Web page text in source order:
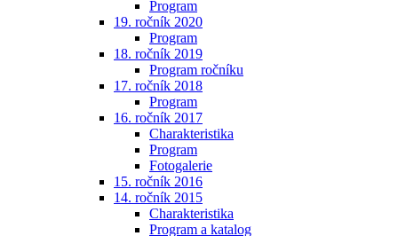
Program
19. ročník 2020
Program
18. ročník 2019
Program ročníku
17. ročník 2018
Program
16. ročník 2017
Charakteristika
Program
Fotogalerie
15. ročník 2016
14. ročník 2015
Charakteristika
Program a katalog